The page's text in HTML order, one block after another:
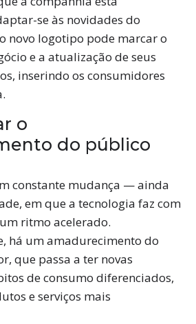
se às novidades do
novo logotipo pode marcar o
e a atualização de seus
inserindo os consumidores
o
do público
constante mudança — ainda
em que a tecnologia faz com
ritmo acelerado.
há um amadurecimento do
que passa a ter novas
de consumo diferenciados,
e serviços mais